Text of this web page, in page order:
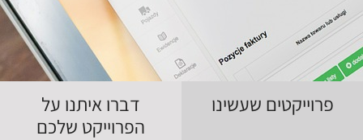
פרוייקטים שעשינו
דברו איתנו על
הפרוייקט שלכם